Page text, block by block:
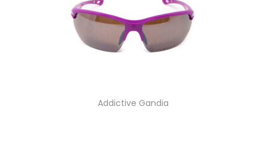
Addictive Gandia